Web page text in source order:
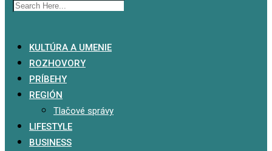
KULTÚRA A UMENIE
ROZHOVORY
PRÍBEHY
REGIÓN
Tlačové správy
LIFESTYLE
BUSINESS